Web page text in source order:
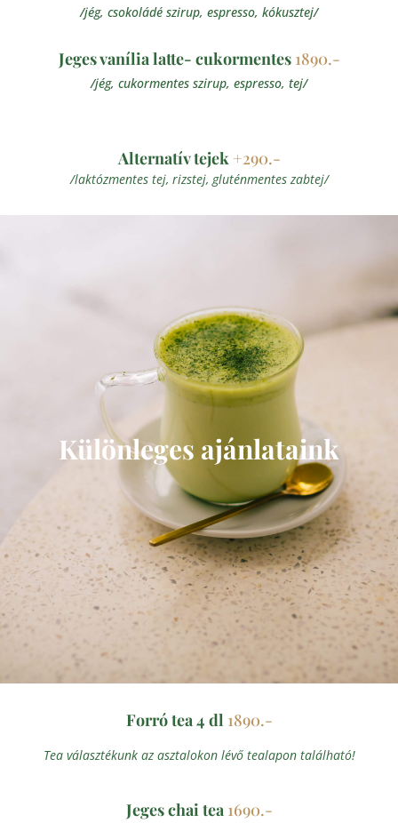
/jég, csokoládé szirup, espresso, kókusztej/
Jeges vanília latte- cukormentes 1890.-
/jég, cukormentes szirup, espresso, tej/
Alternatív tejek +290.-
/laktózmentes tej, rizstej, gluténmentes zabtej/
Különleges ajánlataink
Forró tea 4 dl 1890.-
Tea választékunk az asztalokon lévő tealapon található!
Jeges chai tea 1690.-